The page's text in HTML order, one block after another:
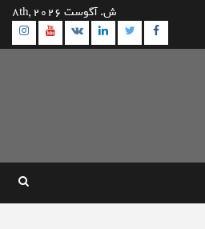
ش. آگوست 8th, 2026
Facebook
Twitter
Linkedin
VK